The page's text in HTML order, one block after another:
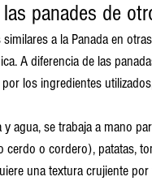
panades de
a la Panada en
A diferencia de las
los ingredientes
agua, se trabaja a mano
o cordero), patatas,
una textura crujiente